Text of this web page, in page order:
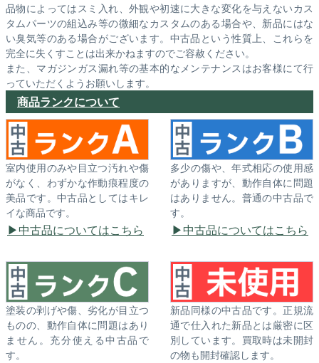
品物によってはスミ入れ、外観や初速に大きな変化を与えないカス
タムパーツの組込み等の微細なカスタムのある場合や、新品にはな
い臭気等のある場合がございます。中古品という性質上、これらを
完全に失くすことは出来かねますのでご容赦ください。
また、マガジンガス漏れ等の基本的なメンテナンスはお客様にて行
っていただくようお願いします。
商品ランクについて
室内使用のみや目立つ汚れや傷
がなく、わずかな作動痕程度の
美品です。中古品としてはキレ
イな商品です。
中古品についてはこちら
多少の傷や、年式相応の使用感
がありますが、動作自体に問題
はありません。普通の中古品で
す。
中古品についてはこちら
塗装の剥げや傷、劣化が目立つ
ものの、動作自体に問題はあり
ません。充分使える中古品で
す。
新品同様の中古品です。正規流
通で仕入れた新品とは厳密に区
別しています。買取時は未開封
の物も開封確認します。